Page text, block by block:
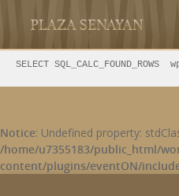
(latin1_swedish_ci,IMPLICIT) and
SELECT
Notice: Undefined property:
/home/u7355183/public_html/
content/plugins/eventON/